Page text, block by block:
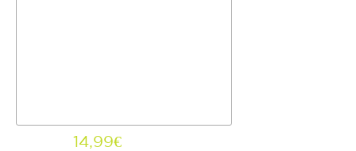
14,99€